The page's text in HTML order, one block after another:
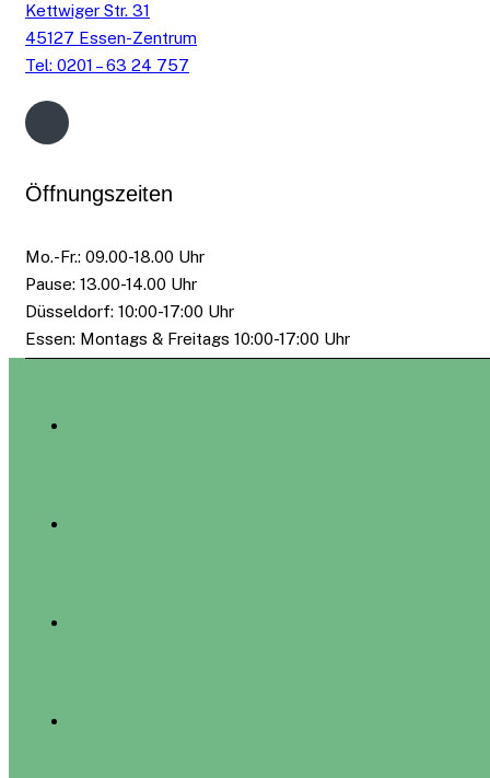
Kettwiger Str. 31
45127 Essen-Zentrum
Tel: 0201 – 63 24 757
Öffnungszeiten
Mo.-Fr.: 09.00-18.00 Uhr
Pause: 13.00-14.00 Uhr
Düsseldorf: 10:00-17:00 Uhr
Essen: Montags & Freitags 10:00-17:00 Uhr